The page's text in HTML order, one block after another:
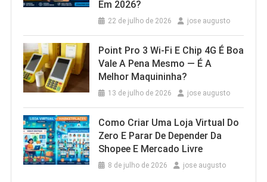
Em 2026?
22 de julho de 2026 jose augusto
Point Pro 3 Wi‑Fi E Chip 4G É Boa
Vale A Pena Mesmo — É A
Melhor Maquininha?
13 de julho de 2026 jose augusto
Como Criar Uma Loja Virtual Do
Zero E Parar De Depender Da
Shopee E Mercado Livre
8 de julho de 2026 jose augusto